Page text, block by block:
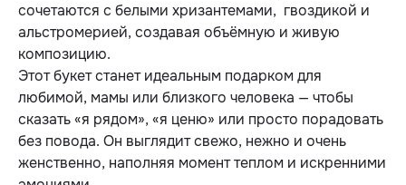
сочетаются с белыми хризантемами, гвоздикой и
альстромерией, создавая объёмную и живую
композицию.
Этот букет станет идеальным подарком для
любимой, мамы или близкого человека — чтобы
сказать «я рядом», «я ценю» или просто порадовать
без повода. Он выглядит свежо, нежно и очень
женственно, наполняя момент теплом и искренними